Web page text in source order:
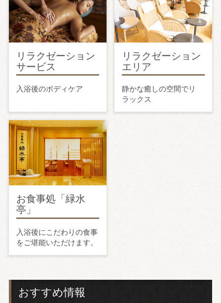
リラクゼーション
サービス
入浴後のボディケア
リラクゼーション
エリア
静かな癒しの空間でリ
ラックス
お食事処「緑水
亭」
入浴後にこだわりの食事
をご堪能いただけます。
おすすめ情報